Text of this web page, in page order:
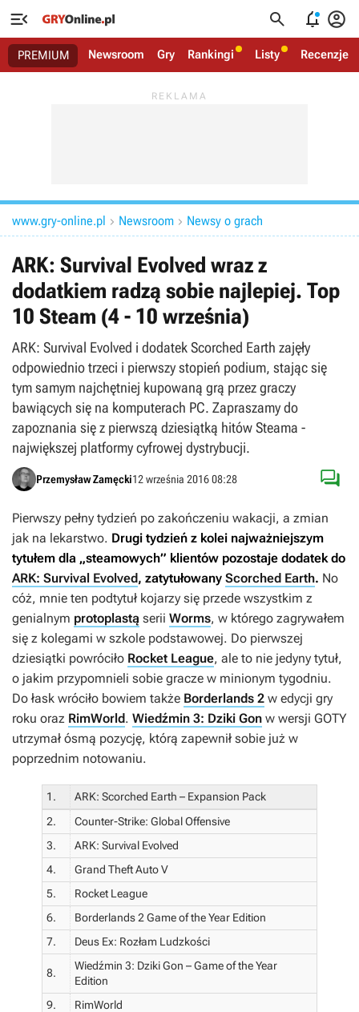
   
PREMIUM Newsroom Gry Rankingi Listy Recenzje
www.gry-online.pl  Newsroom  Newsy o grach
ARK: Survival Evolved wraz z
dodatkiem radzą sobie najlepiej. Top
10 Steam (4 - 10 września)
ARK: Survival Evolved i dodatek Scorched Earth zajęły
odpowiednio trzeci i pierwszy stopień podium, stając się
tym samym najchętniej kupowaną grą przez graczy
bawiących się na komputerach PC. Zapraszamy do
zapoznania się z pierwszą dziesiątką hitów Steama -
największej platformy cyfrowej dystrybucji.
Przemysław Zamęcki12 września 2016 08:28 
Pierwszy pełny tydzień po zakończeniu wakacji, a zmian
jak na lekarstwo. Drugi tydzień z kolei najważniejszym
tytułem dla „steamowych” klientów pozostaje dodatek do
ARK: Survival Evolved, zatytułowany Scorched Earth. No
cóż, mnie ten podtytuł kojarzy się przede wszystkim z
genialnym protoplastą serii Worms, w którego zagrywałem
się z kolegami w szkole podstawowej. Do pierwszej
dziesiątki powróciło Rocket League, ale to nie jedyny tytuł,
o jakim przypomnieli sobie gracze w minionym tygodniu.
Do łask wróciło bowiem także Borderlands 2 w edycji gry
roku oraz RimWorld. Wiedźmin 3: Dziki Gon w wersji GOTY
utrzymał ósmą pozycję, którą zapewnił sobie już w
poprzednim notowaniu.
1.
ARK: Scorched Earth – Expansion Pack
2.
Counter-Strike: Global Offensive
3.
ARK: Survival Evolved
4.
Grand Theft Auto V
5.
Rocket League
6.
Borderlands 2 Game of the Year Edition
7.
Deus Ex: Rozłam Ludzkości
8.
Wiedźmin 3: Dziki Gon – Game of the Year
Edition
9.
RimWorld